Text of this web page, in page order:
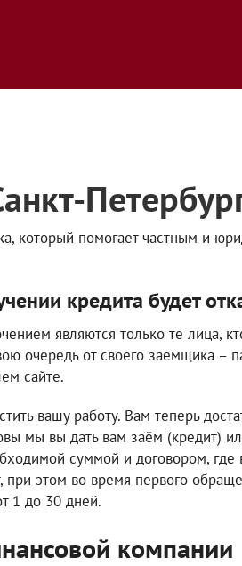
который помогает частным и
кредита будет
являются только те лица,
очередь от своего заемщика –
сайте.
вашу работу. Вам теперь
мы вы дать вам заём (кредит)
суммой и договором,
этом во время первого
1 до 30 дней.
компании